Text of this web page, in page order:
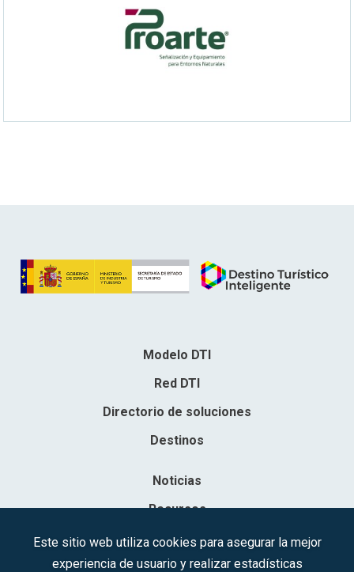
Modelo DTI
Red DTI
Directorio de soluciones
Destinos
Noticias
Recursos
Contacto
Este sitio web utiliza cookies para asegurar la mejor
experiencia de usuario y realizar estadísticas